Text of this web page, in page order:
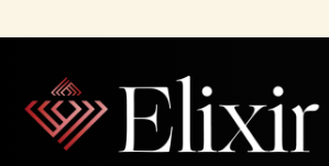
to